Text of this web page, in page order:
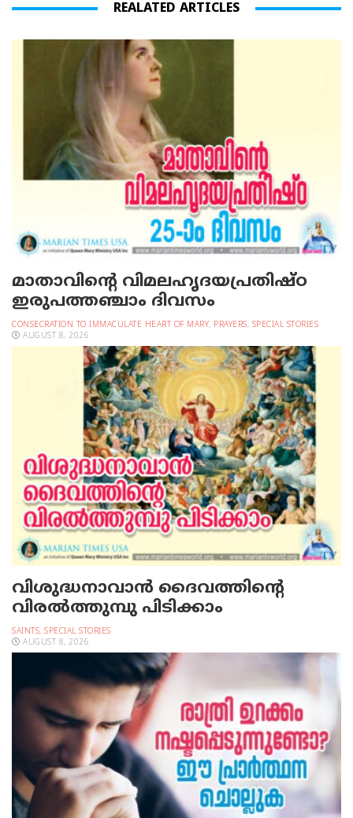
REALATED ARTICLES
മാതാവിന്റെ വിമലഹൃദയപ്രതിഷ്ഠ
ഇരുപത്തഞ്ചാം ദിവസം
CONSECRATION TO IMMACULATE HEART OF MARY, PRAYERS, SPECIAL STORIES
AUGUST 8, 2026
വിശുദ്ധനാവാന്‍ ദൈവത്തിന്റെ
വിരല്‍ത്തുമ്പു പിടിക്കാം
SAINTS, SPECIAL STORIES
AUGUST 8, 2026